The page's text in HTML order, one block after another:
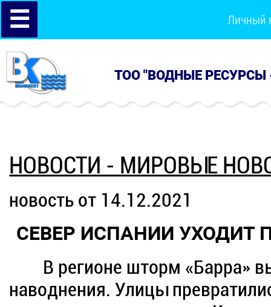
☰ Личный
ТОО "ВОДНЫЕ РЕСУРСЫ
НОВОСТИ - МИРОВЫЕ
новость от 14.12.2021
СЕВЕР ИСПАНИИ УХОДИТ
В регионе шторм «Барра»
наводнения. Улицы